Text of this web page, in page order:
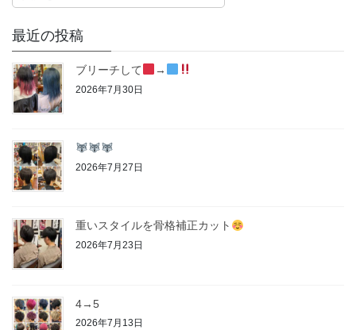
最近の投稿
ブリーチして →
2026年7月30日
2026年7月27日
重いスタイルを骨格補正カット
2026年7月23日
4→5
2026年7月13日